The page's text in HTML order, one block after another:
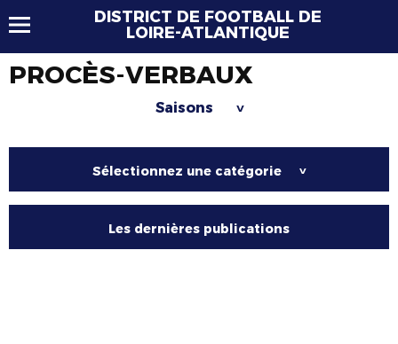
DISTRICT DE FOOTBALL DE
LOIRE-ATLANTIQUE
PROCÈS-VERBAUX
Saisons >
Sélectionnez une catégorie >
Les dernières publications